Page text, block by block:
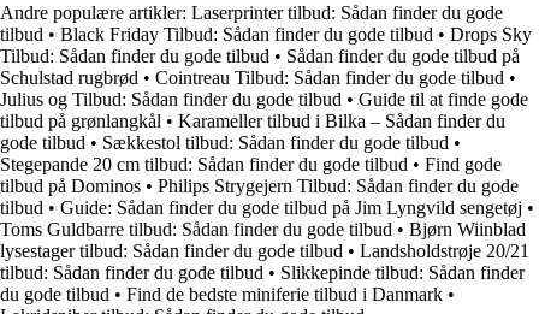
Andre populære artikler: Laserprinter tilbud: Sådan finder du gode
tilbud • Black Friday Tilbud: Sådan finder du gode tilbud • Drops Sky
Tilbud: Sådan finder du gode tilbud • Sådan finder du gode tilbud på
Schulstad rugbrød • Cointreau Tilbud: Sådan finder du gode tilbud •
Julius og Tilbud: Sådan finder du gode tilbud • Guide til at finde gode
tilbud på grønlangkål • Karameller tilbud i Bilka – Sådan finder du
gode tilbud • Sækkestol tilbud: Sådan finder du gode tilbud •
Stegepande 20 cm tilbud: Sådan finder du gode tilbud • Find gode
tilbud på Dominos • Philips Strygejern Tilbud: Sådan finder du gode
tilbud • Guide: Sådan finder du gode tilbud på Jim Lyngvild sengetøj •
Toms Guldbarre tilbud: Sådan finder du gode tilbud • Bjørn Wiinblad
lysestager tilbud: Sådan finder du gode tilbud • Landsholdstrøje 20/21
tilbud: Sådan finder du gode tilbud • Slikkepinde tilbud: Sådan finder
du gode tilbud • Find de bedste miniferie tilbud i Danmark •